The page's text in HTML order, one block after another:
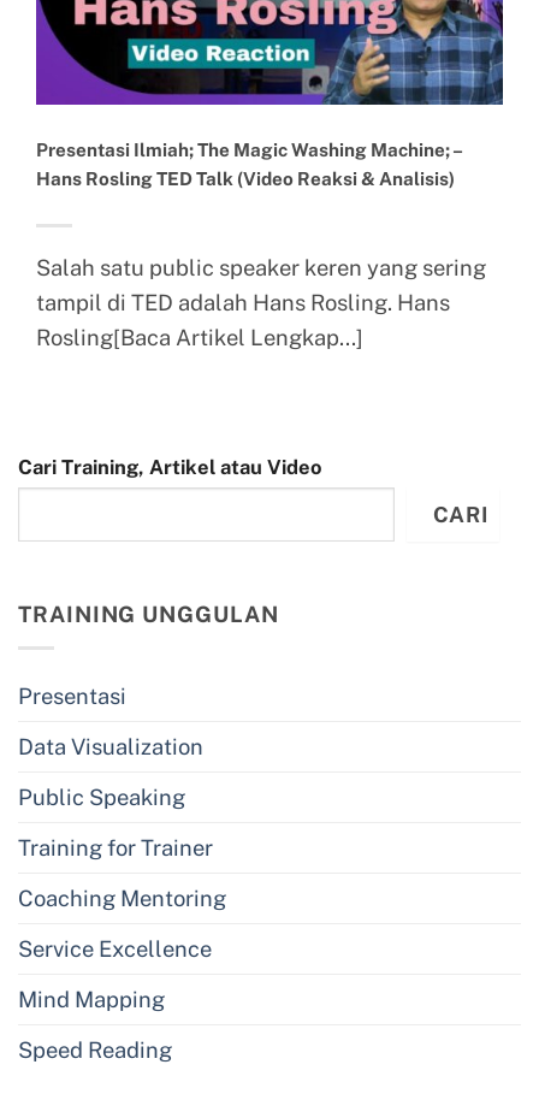
Presentasi Ilmiah; The Magic Washing Machine; –
Hans Rosling TED Talk (Video Reaksi & Analisis)
Salah satu public speaker keren yang sering
tampil di TED adalah Hans Rosling. Hans
Rosling[Baca Artikel Lengkap...]
Cari Training, Artikel atau Video
CARI
TRAINING UNGGULAN
Presentasi
Data Visualization
Public Speaking
Training for Trainer
Coaching Mentoring
Service Excellence
Mind Mapping
Speed Reading